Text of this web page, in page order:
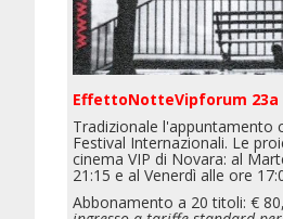
EffettoNotteVipforum 23a
Tradizionale l'appuntamento
Festival Internazionali. Le
cinema VIP di Novara: al
21:15 e al Venerdì alle ore
Abbonamento a 20 titoli: €